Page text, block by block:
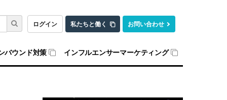
ログイン 私たちと働く お問い合わせ
バウンド対策 インフルエンサーマーケティング